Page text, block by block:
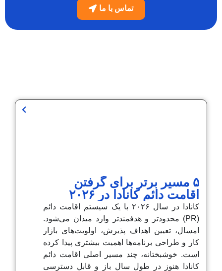
تماس با ما
۵ مسیر برتر برای گرفتن
اقامت دائم کانادا در ۲۰۲۶
کانادا در سال ۲۰۲۶ با یک سیستم اقامت دائم
(PR) محدودتر و هدفمندتر وارد میدان می‌شود.
امسال، تعیین اهداف پذیرش، اولویت‌های بازار
کار و طراحی برنامه‌ها اهمیت بیشتری پیدا کرده
است. خوشبختانه، چند مسیر اصلی اقامت دائم
کانادا هنوز در طول سال باز و قابل دسترسی